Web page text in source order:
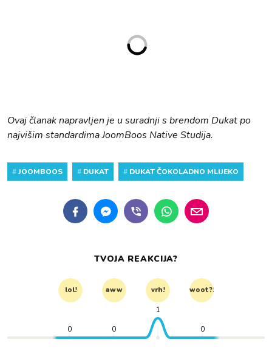
Ovaj članak napravljen je u suradnji s brendom Dukat po
najvišim standardima JoomBoos Native Studija.
#JOOMBOOS # DUKAT # DUKAT ČOKOLADNO MLIJEKO
TVOJA REAKCIJA?
lol! aww vrh! woot?!
0 0
1
0